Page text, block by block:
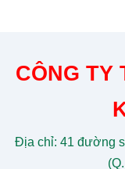
CÔNG TY
Địa chỉ: 41 đường